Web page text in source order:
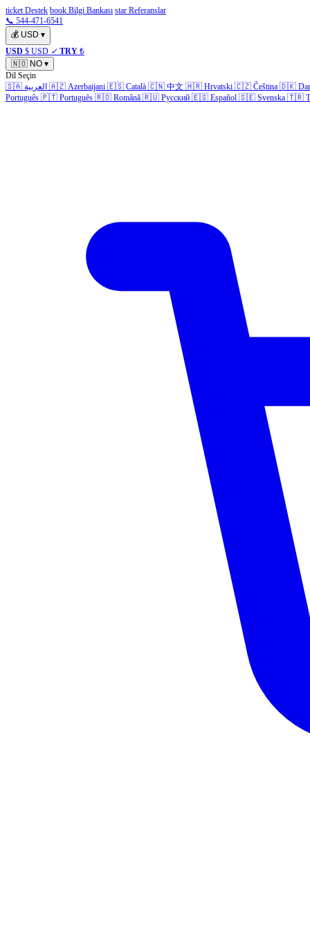
ticket Destek book Bilgi Bankası star Referanslar
📞 544-471-6541
💰 USD ▾
USD $ USD ✓ TRY ₺
🇳🇴 NO ▾
Dil Seçin
🇸🇦 العربية 🇦🇿 Azerbaijani 🇪🇸 Català 🇨🇳 中文 🇭🇷 Hrvatski 🇨🇿 Čeština 🇩🇰
Português 🇵🇹 Português 🇷🇴 Română 🇷🇺 Русский 🇪🇸 Español 🇸🇪 Svenska 🇹🇷